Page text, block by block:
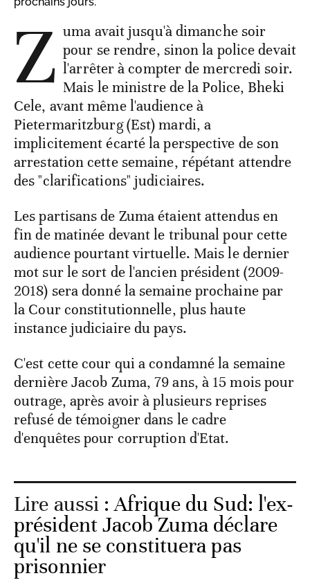
Z uma avait jusqu'à dimanche soir
pour se rendre, sinon la police devait
l'arrêter à compter de mercredi soir.
Mais le ministre de la Police, Bheki
Cele, avant même l'audience à
Pietermaritzburg (Est) mardi, a
implicitement écarté la perspective de son
arrestation cette semaine, répétant attendre
des "clarifications" judiciaires.
Les partisans de Zuma étaient attendus en
fin de matinée devant le tribunal pour cette
audience pourtant virtuelle. Mais le dernier
mot sur le sort de l'ancien président (2009-
2018) sera donné la semaine prochaine par
la Cour constitutionnelle, plus haute
instance judiciaire du pays.
C'est cette cour qui a condamné la semaine
dernière Jacob Zuma, 79 ans, à 15 mois pour
outrage, après avoir à plusieurs reprises
refusé de témoigner dans le cadre
d'enquêtes pour corruption d'Etat.
Lire aussi :Afrique du Sud: l'ex-
président Jacob Zuma déclare
qu'il ne se constituera pas
prisonnier